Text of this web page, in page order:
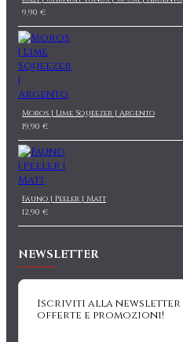
9,90 €
Moros | Lime Squeezer | Argento
19,90 €
Fauno | Peeler | Matt
12,90 €
NEWSLETTER
Iscriviti alla newsletter
offerte e promozioni!